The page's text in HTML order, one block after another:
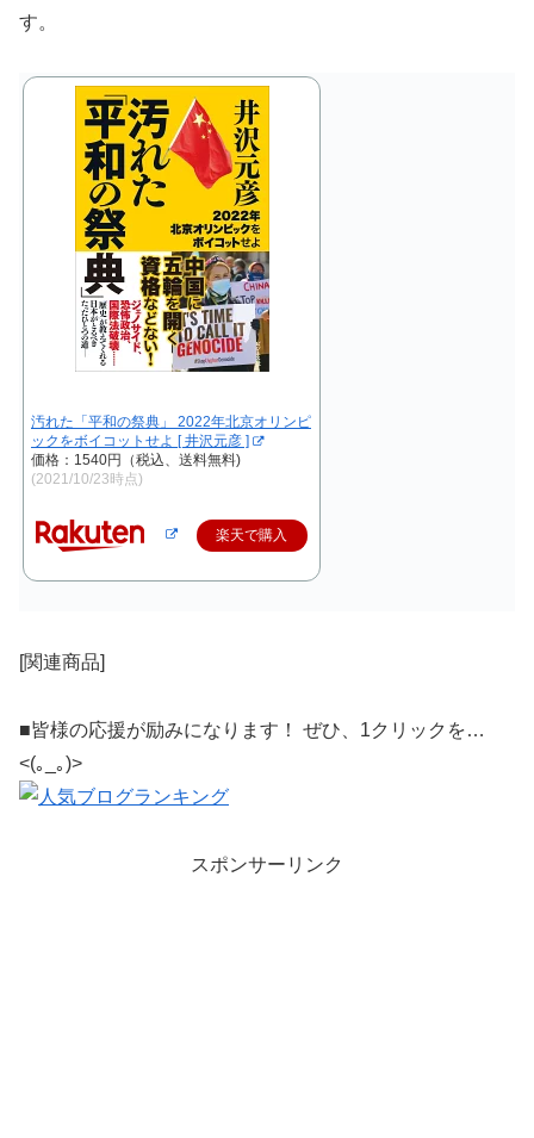
す。
汚れた「平和の祭典」 2022年北京オリンピ
ックをボイコットせよ [ 井沢元彦 ]
価格：1540円（税込、送料無料)
(2021/10/23時点)
楽天で購入
[関連商品]
■皆様の応援が励みになります！ ぜひ、1クリックを…
<(｡_｡)>
スポンサーリンク